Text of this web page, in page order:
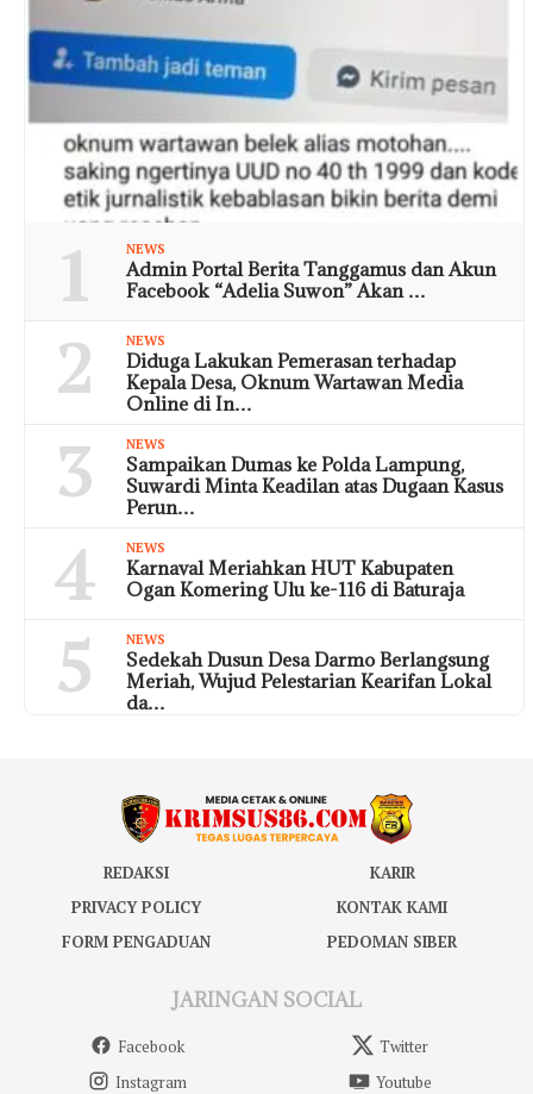
1 NEWS
Admin Portal Berita Tanggamus dan Akun
Facebook “Adelia Suwon” Akan …
2 NEWS
Diduga Lakukan Pemerasan terhadap
Kepala Desa, Oknum Wartawan Media
Online di In…
3 NEWS
Sampaikan Dumas ke Polda Lampung,
Suwardi Minta Keadilan atas Dugaan Kasus
Perun…
4 NEWS
Karnaval Meriahkan HUT Kabupaten
Ogan Komering Ulu ke-116 di Baturaja
5 NEWS
Sedekah Dusun Desa Darmo Berlangsung
Meriah, Wujud Pelestarian Kearifan Lokal
da…
REDAKSI
KARIR
PRIVACY POLICY
KONTAK KAMI
FORM PENGADUAN
PEDOMAN SIBER
JARINGAN SOCIAL
Facebook
Twitter
Instagram
Youtube